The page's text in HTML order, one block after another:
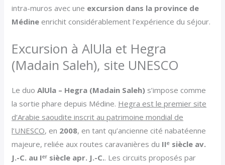
intra-muros avec une excursion dans la province de
Médine enrichit considérablement l’expérience du séjour.
Excursion à AlUla et Hegra
(Madain Saleh), site UNESCO
Le duoAlUla – Hegra (Madain Saleh) s’impose comme
la sortie phare depuis Médine. Hegra est le premier site
d’Arabie saoudite inscrit au patrimoine mondial de
l’UNESCO, en 2008, en tant qu’ancienne cité nabatéenne
majeure, reliée aux routes caravanières du IIᵉ siècle av.
J.-C. au Iᵉʳ siècle apr. J.-C.. Les circuits proposés par